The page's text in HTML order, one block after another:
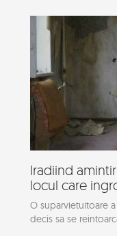
Iradiind
locul care
O suparvietuitoare
decis sa se